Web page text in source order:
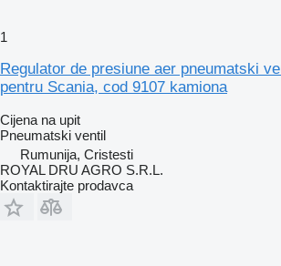
1
Regulator de presiune aer pneumatski
pentru Scania, cod 9107 kamiona
Cijena na upit
Pneumatski ventil
Rumunija, Cristesti
ROYAL DRU AGRO S.R.L.
Kontaktirajte prodavca